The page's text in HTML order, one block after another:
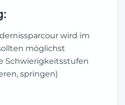
wird im
möglichst
Schwierigkeitsstufen
springen)